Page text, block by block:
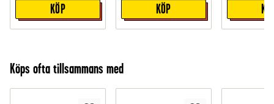
KÖP KÖP
Köps ofta tillsammans med